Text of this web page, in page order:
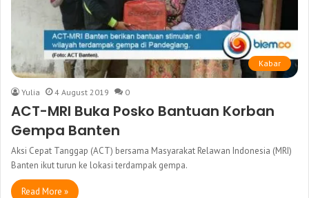
Kabar
Yulia 4 August 2019 0
ACT-MRI Buka Posko Bantuan Korban
Gempa Banten
Aksi Cepat Tanggap (ACT) bersama Masyarakat Relawan Indonesia (MRI)
Banten ikut turun ke lokasi terdampak gempa.
Read More »